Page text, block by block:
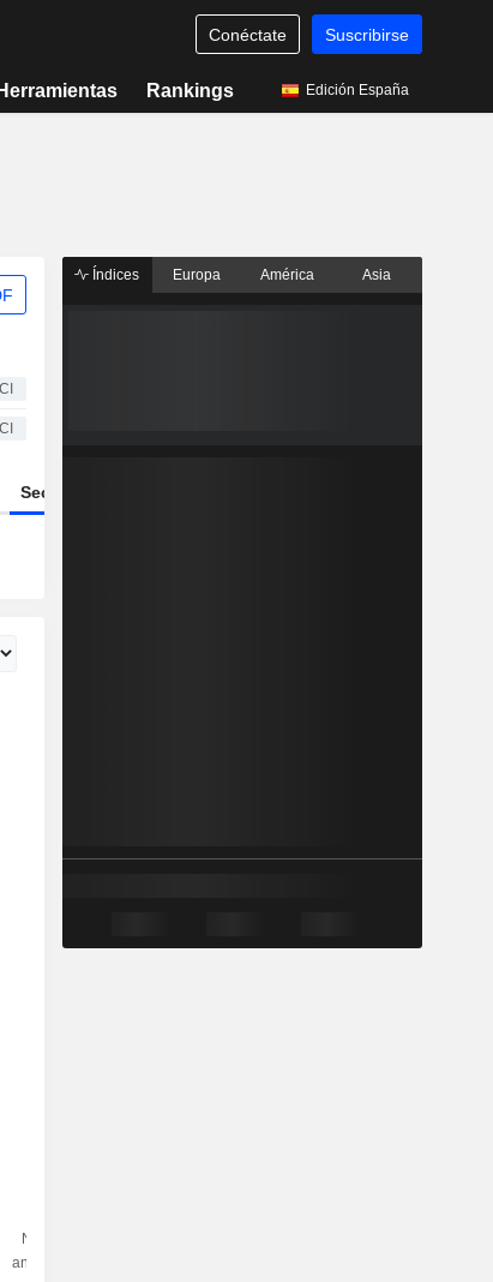
Conéctate Suscribirse
Herramientas Rankings Edición España
CI
CI
Sector
N.º de
analistas
Índices Europa América Asia